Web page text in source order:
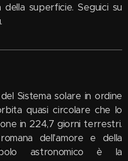
superficie. Seguici su
Sistema solare in ordine
quasi circolare che lo
in 224,7 giorni terrestri.
dell'amore e della
astronomico è la